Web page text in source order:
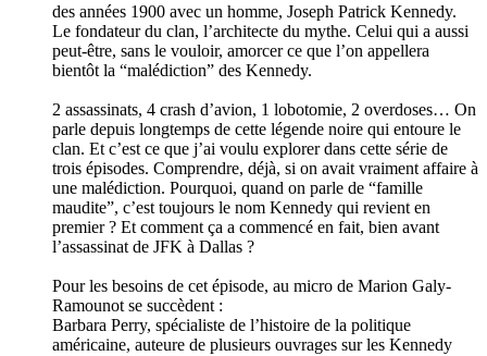
des années 1900 avec un homme, Joseph Patrick Kennedy.
Le fondateur du clan, l’architecte du mythe. Celui qui a aussi
peut-être, sans le vouloir, amorcer ce que l’on appellera
bientôt la “malédiction” des Kennedy.
2 assassinats, 4 crash d’avion, 1 lobotomie, 2 overdoses… On
parle depuis longtemps de cette légende noire qui entoure le
clan. Et c’est ce que j’ai voulu explorer dans cette série de
trois épisodes. Comprendre, déjà, si on avait vraiment affaire à
une malédiction. Pourquoi, quand on parle de “famille
maudite”, c’est toujours le nom Kennedy qui revient en
premier ? Et comment ça a commencé en fait, bien avant
l’assassinat de JFK à Dallas ?
Pour les besoins de cet épisode, au micro de Marion Galy-
Ramounot se succèdent :
Barbara Perry, spécialiste de l’histoire de la politique
américaine, auteure de plusieurs ouvrages sur les Kennedy